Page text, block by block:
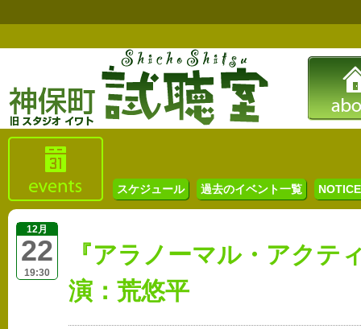
スケジュール 過去のイベント一覧
12月
22
19:30
『アラノーマル・アクテ
演：荒悠平